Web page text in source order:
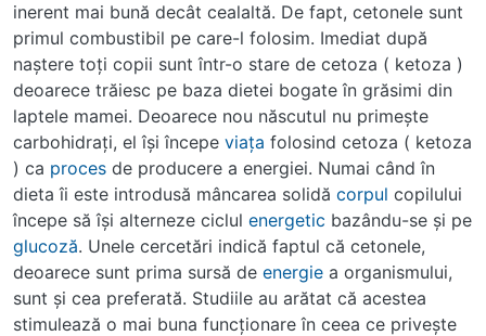
inerent mai bună decât cealaltă. De fapt, cetonele sunt
primul combustibil pe care-l folosim. Imediat după
naştere toţi copii sunt într-o stare de cetoza ( ketoza )
deoarece trăiesc pe baza dietei bogate în grăsimi din
laptele mamei. Deoarece nou născutul nu primeşte
carbohidraţi, el îşi începe viaţa folosind cetoza ( ketoza
) ca proces de producere a energiei. Numai când în
dieta îi este introdusă mâncarea solidă corpul copilului
începe să îşi alterneze ciclul energetic bazându-se şi pe
glucoză. Unele cercetări indică faptul că cetonele,
deoarece sunt prima sursă de energie a organismului,
sunt şi cea preferată. Studiile au arătat că acestea
stimulează o mai buna funcţionare în ceea ce priveşte